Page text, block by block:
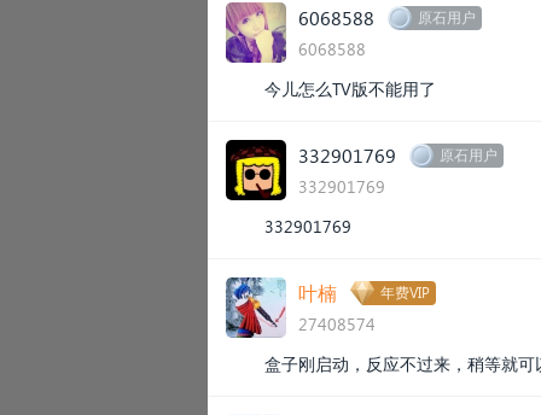
6068588 原石用户
6068588
今儿怎么TV版不能用了
332901769 原石用户
332901769
332901769
叶楠 年费VIP
27408574
盒子刚启动，反应不过来，稍等就可